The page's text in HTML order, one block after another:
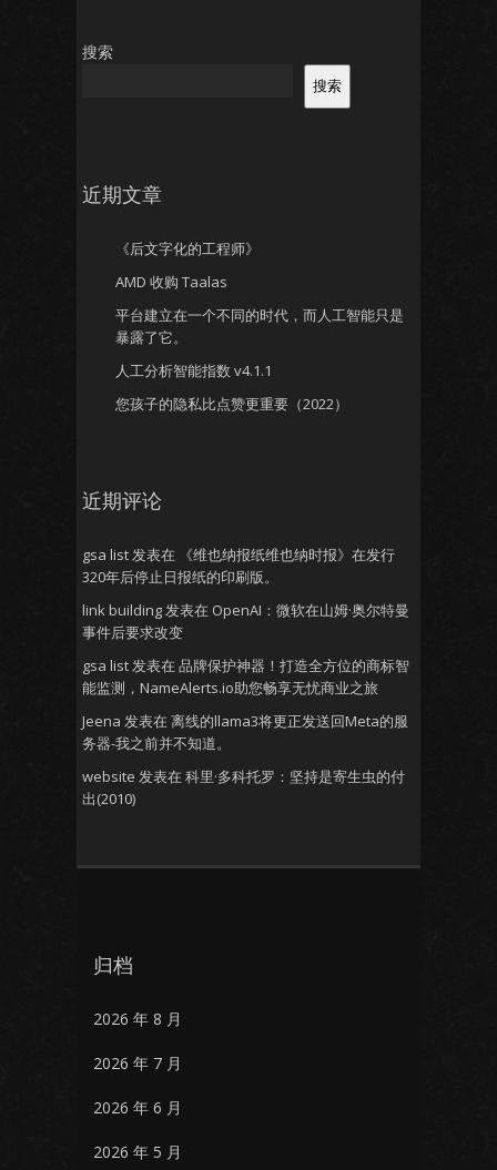
搜索
搜索
近期文章
《后文字化的工程师》
AMD 收购 Taalas
平台建立在一个不同的时代，而人工智能只是
暴露了它。
人工分析智能指数 v4.1.1
您孩子的隐私比点赞更重要（2022）
近期评论
gsa list发表在
《维也纳报纸维也纳时报》在发行
320年后停止日报纸的印刷版。
link building发表在 OpenAI：微软在山姆·奥尔特曼
事件后要求改变
gsa list发表在 品牌保护神器！打造全方位的商标智
能监测，NameAlerts.io助您畅享无忧商业之旅
Jeena 发表在 离线的llama3将更正发送回Meta的服
务器-我之前并不知道。
website 发表在 科里·多科托罗：坚持是寄生虫的付
出(2010)
归档
2026 年 8 月
2026 年 7 月
2026 年 6 月
2026 年 5 月